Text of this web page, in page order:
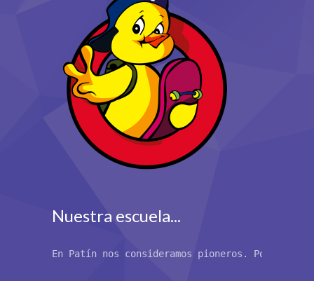
Nuestra escuela...
En Patín nos consideramos pioneros. Por